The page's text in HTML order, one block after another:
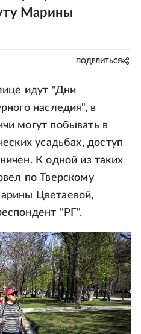
Марины
ПОДЕЛИТЬСЯ
идут "Дни
наследия", в
могут побывать в
усадьбах, доступ
К одной из таких
по Тверскому
Цветаевой,
"РГ".